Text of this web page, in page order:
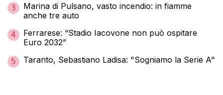
3
Marina di Pulsano, vasto incendio: in fiamme
anche tre auto
4
Ferrarese: “Stadio Iacovone non può ospitare
Euro 2032”
5 Taranto, Sebastiano Ladisa: "Sogniamo la Serie A"